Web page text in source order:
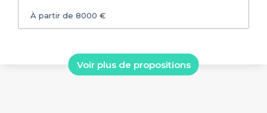
À partir de 8000 €
Voir plus de propositions